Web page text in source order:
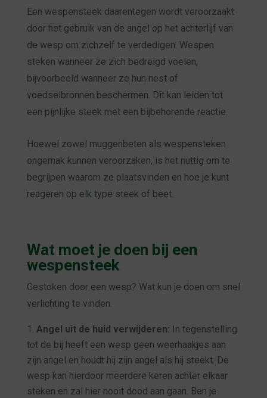
Een wespensteek daarentegen wordt veroorzaakt
door het gebruik van de angel op het achterlijf van
de wesp om zichzelf te verdedigen. Wespen
steken wanneer ze zich bedreigd voelen,
bijvoorbeeld wanneer ze hun nest of
voedselbronnen beschermen. Dit kan leiden tot
een pijnlijke steek met een bijbehorende reactie.
Hoewel zowel muggenbeten als wespensteken
ongemak kunnen veroorzaken, is het nuttig om te
begrijpen waarom ze plaatsvinden en hoe je kunt
reageren op elk type steek of beet.
Wat moet je doen bij een
wespensteek
Gestoken door een wesp? Wat kun je doen om snel
verlichting te vinden.
Angel uit de huid verwijderen: In tegenstelling
tot de bij heeft een wesp geen weerhaakjes aan
zijn angel en houdt hij zijn angel als hij steekt. De
wesp kan hierdoor meerdere keren achter elkaar
steken en zal hier nooit dood aan gaan. Ben je